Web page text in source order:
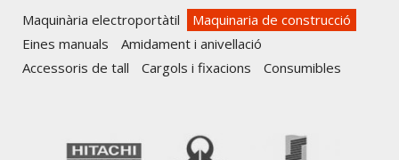
Maquinària electroportàtil
Maquinaria de construcció
Eines manuals
Amidament i anivellació
Accessoris de tall
Cargols i fixacions Consumibles